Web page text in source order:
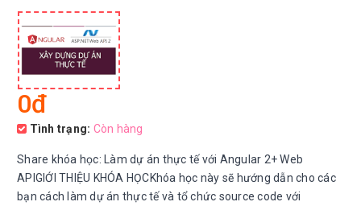
0đ
Tình trạng: Còn hàng
Share khóa học: Làm dự án thực tế với Angular 2+ Web
APIGIỚI THIỆU KHÓA HỌCKhóa học này sẽ hướng dẫn cho các
bạn cách làm dự án thực tế và tổ chức source code với